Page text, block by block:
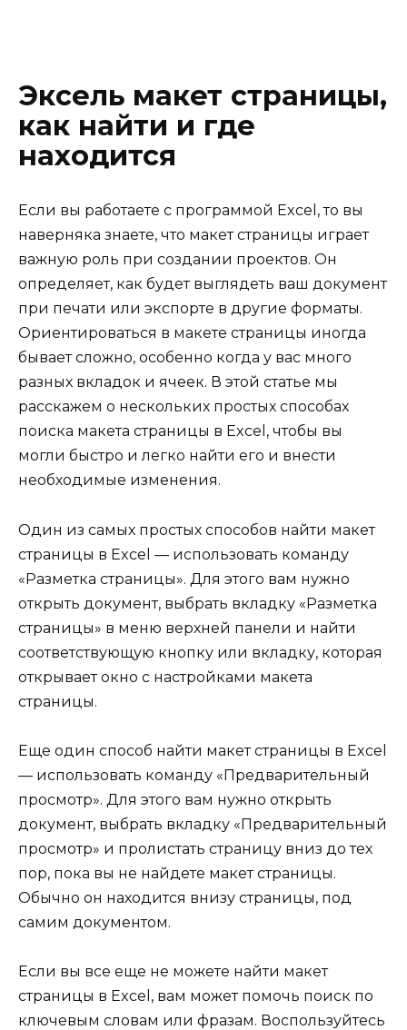
Эксель макет страницы,
как найти и где
находится
Если вы работаете с программой Excel, то вы
наверняка знаете, что макет страницы играет
важную роль при создании проектов. Он
определяет, как будет выглядеть ваш документ
при печати или экспорте в другие форматы.
Ориентироваться в макете страницы иногда
бывает сложно, особенно когда у вас много
разных вкладок и ячеек. В этой статье мы
расскажем о нескольких простых способах
поиска макета страницы в Excel, чтобы вы
могли быстро и легко найти его и внести
необходимые изменения.
Один из самых простых способов найти макет
страницы в Excel — использовать команду
«Разметка страницы». Для этого вам нужно
открыть документ, выбрать вкладку «Разметка
страницы» в меню верхней панели и найти
соответствующую кнопку или вкладку, которая
открывает окно с настройками макета
страницы.
Еще один способ найти макет страницы в Excel
— использовать команду «Предварительный
просмотр». Для этого вам нужно открыть
документ, выбрать вкладку «Предварительный
просмотр» и пролистать страницу вниз до тех
пор, пока вы не найдете макет страницы.
Обычно он находится внизу страницы, под
самим документом.
Если вы все еще не можете найти макет
страницы в Excel, вам может помочь поиск по
ключевым словам или фразам. Воспользуйтесь